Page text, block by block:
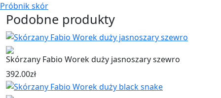
Próbnik skór
Podobne produkty
Skórzany Fabio Worek duży jasnoszary szewro
392.00zł